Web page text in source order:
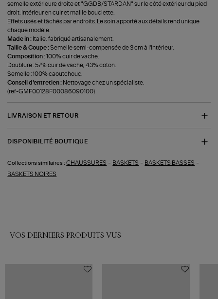
semelle extérieure droite et "GGDB/STARDAN" sur le côté extérieur du pied
droit. Intérieur en cuir et maille bouclette.
Effets usés et tâchés par endroits. Le soin apporté aux détails rend unique
chaque modèle.
Made in : Italie, fabriqué artisanalement.
Taille & Coupe :Semelle semi-compensée de 3 cm à l'intérieur.
Composition :100% cuir de vache.
Doublure : 57% cuir de vache, 43% coton.
Semelle : 100% caoutchouc.
Conseil d'entretien : Nettoyage chez un spécialiste.
(ref-GMF00128F00086090100)
LIVRAISON ET RETOUR
DISPONIBILITÉ BOUTIQUE
Collections similaires : CHAUSSURES - BASKETS - BASKETS BASSES -
BASKETS NOIRES
VOS DERNIERS PRODUITS VUS